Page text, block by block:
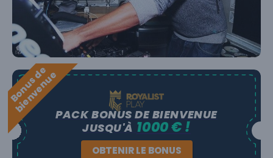
B
o
n
u
s
d
e
b
i
e
n
v
e
n
u
ePACK BONUS DE BIENVENUE
JUSQU'À 1000 € !
OBTENIR LE BONUS